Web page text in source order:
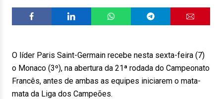
O líder Paris Saint-Germain recebe nesta sexta-feira (7)
o Monaco (3º), na abertura da 21ª rodada do Campeonato
Francês, antes de ambas as equipes iniciarem o mata-
mata da Liga dos Campeões.